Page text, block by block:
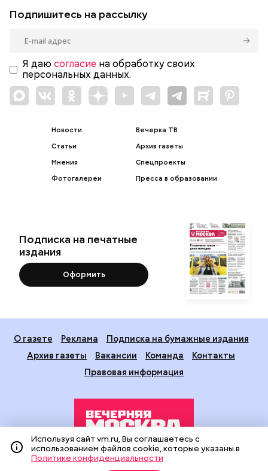
Подпишитесь на рассылку
Я даю согласие на обработку своих
персональных данных.
Новости
Статьи
Мнения
Фотогалереи
Вечерка ТВ
Архив газеты
Спецпроекты
Пресса в образовании
Подписка на печатные
издания
Оформить
О газете Реклама
Подписка на бумажные издания
Архив газеты
Вакансии Команда
Контакты
Правовая информация
Издание создано при финансовой поддержке Департамента
Используя сайт vm.ru, Вы соглашаетесь с
использованием файлов cookie, которые указаны в
Политике конфиденциальности